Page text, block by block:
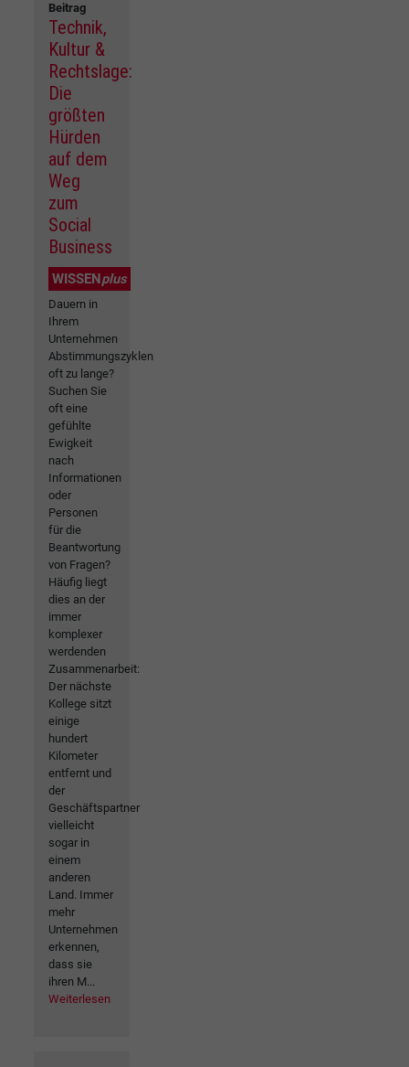
Beitrag
Technik,
Kultur &
Rechtslage:
Die
größten
Hürden
auf dem
Weg
zum
Social
Business
WISSEN plus
Dauern in
Ihrem
Unternehmen
Abstimmungszyklen
oft zu lange?
Suchen Sie
oft eine
gefühlte
Ewigkeit
nach
Informationen
oder
Personen
für die
Beantwortung
von Fragen?
Häufig liegt
dies an der
immer
komplexer
werdenden
Zusammenarbeit:
Der nächste
Kollege sitzt
einige
hundert
Kilometer
entfernt und
der
Geschäftspartner
vielleicht
sogar in
einem
anderen
Land. Immer
mehr
Unternehmen
erkennen,
dass sie
ihren M...
Weiterlesen